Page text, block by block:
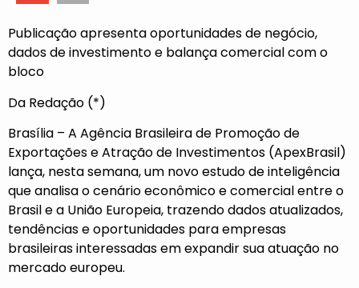
Publicação apresenta oportunidades de negócio,
dados de investimento e balança comercial com o
bloco
Da Redação (*)
Brasília – A Agência Brasileira de Promoção de
Exportações e Atração de Investimentos (ApexBrasil)
lança, nesta semana, um novo estudo de inteligência
que analisa o cenário econômico e comercial entre o
Brasil e a União Europeia, trazendo dados atualizados,
tendências e oportunidades para empresas
brasileiras interessadas em expandir sua atuação no
mercado europeu.